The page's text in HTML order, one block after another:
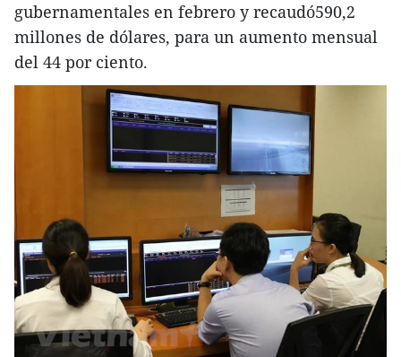
gubernamentales en febrero y recaudó590,2
millones de dólares, para un aumento mensual
del 44 por ciento.